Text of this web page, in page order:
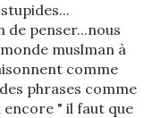
penser...nous
muslman à
comme
phrases comme
encore " il faut que